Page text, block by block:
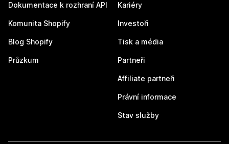
Dokumentace k rozhraní API
Komunita Shopify
Blog Shopify
Průzkum
Kariéry
Investoři
Tisk a média
Partneři
Affiliate partneři
Právní informace
Stav služby